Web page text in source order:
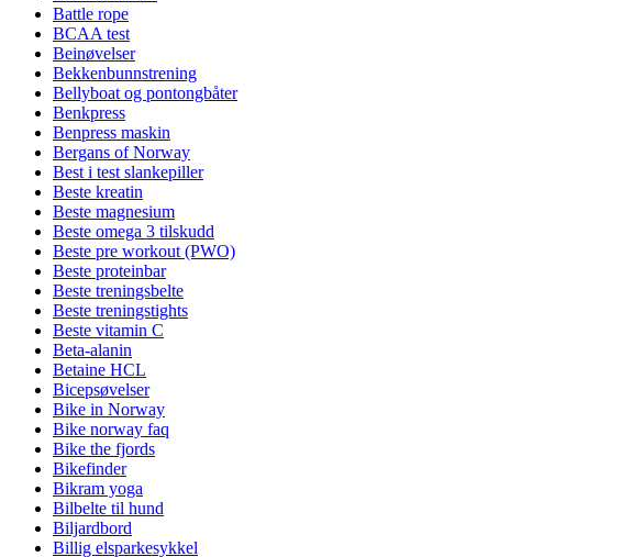
Battle rope
BCAA test
Beinøvelser
Bekkenbunnstrening
Bellyboat og pontongbåter
Benkpress
Benpress maskin
Bergans of Norway
Best i test slankepiller
Beste kreatin
Beste magnesium
Beste omega 3 tilskudd
Beste pre workout (PWO)
Beste proteinbar
Beste treningsbelte
Beste treningstights
Beste vitamin C
Beta-alanin
Betaine HCL
Bicepsøvelser
Bike in Norway
Bike norway faq
Bike the fjords
Bikefinder
Bikram yoga
Bilbelte til hund
Biljardbord
Billig elsparkesykkel